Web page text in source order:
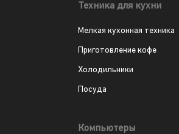
Техника для кухни
Мелкая кухонная техника
Приготовление кофе
Холодильники
Посуда
Компьютеры